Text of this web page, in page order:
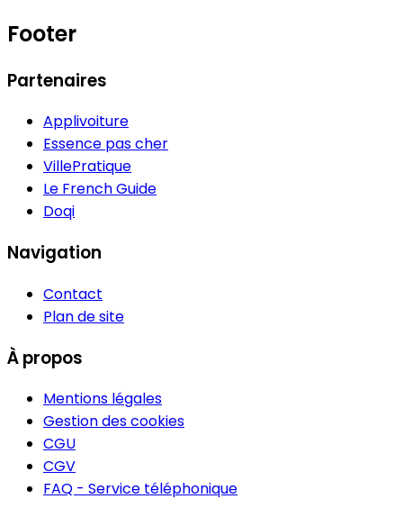
Footer
Partenaires
Applivoiture
Essence pas cher
VillePratique
Le French Guide
Doqi
Navigation
Contact
Plan de site
À propos
Mentions légales
Gestion des cookies
CGU
CGV
FAQ - Service téléphonique